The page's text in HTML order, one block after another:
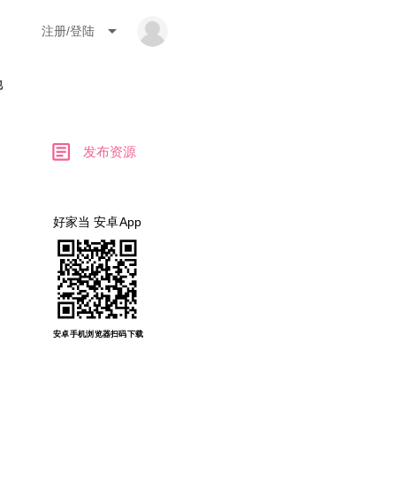
注册/登陆 arrow_drop_down
article 发布资源
好家当 安卓App
安卓手机浏览器扫码下载